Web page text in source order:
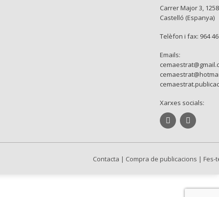
Carrer Major 3,
Castelló (Espanya)
Telèfon i fax: 964
Emails:
Xarxes socials:
Contacta | Compra de publicacions | Fes-